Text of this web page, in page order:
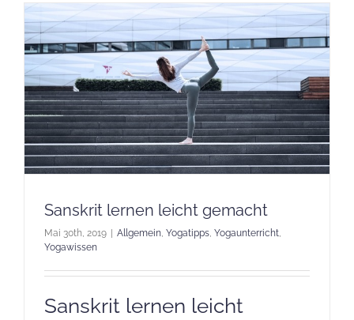
Sanskrit lernen leicht gemacht
Mai 30th, 2019 Allgemein, Yogatipps, Yogaunterricht,
Yogawissen
Sanskrit lernen leicht